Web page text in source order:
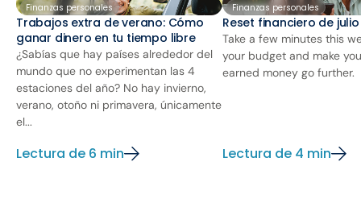
Finanzas personales
Trabajos extra de verano: Cómo
ganar dinero en tu tiempo libre
¿Sabías que hay países alrededor del
mundo que no experimentan las 4
estaciones del año? No hay invierno,
verano, otoño ni primavera, únicamente
el...
Lectura de 6 min
Finanzas personales
Reset financiero de
Take a few minutes this
your budget and make
earned money go further.
Lectura de 4 min